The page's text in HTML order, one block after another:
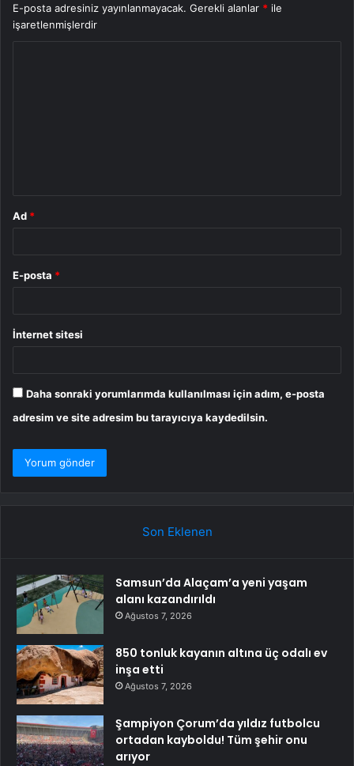
E-posta adresiniz yayınlanmayacak. Gerekli alanlar * ile
işaretlenmişlerdir
Ad *
E-posta *
İnternet sitesi
Daha sonraki yorumlarımda kullanılması için adım, e-posta
adresim ve site adresim bu tarayıcıya kaydedilsin.
Son Eklenen
Samsun’da Alaçam’a yeni yaşam
alanı kazandırıldı
Ağustos 7, 2026
850 tonluk kayanın altına üç odalı ev
inşa etti
Ağustos 7, 2026
Şampiyon Çorum’da yıldız futbolcu
ortadan kayboldu! Tüm şehir onu
arıyor